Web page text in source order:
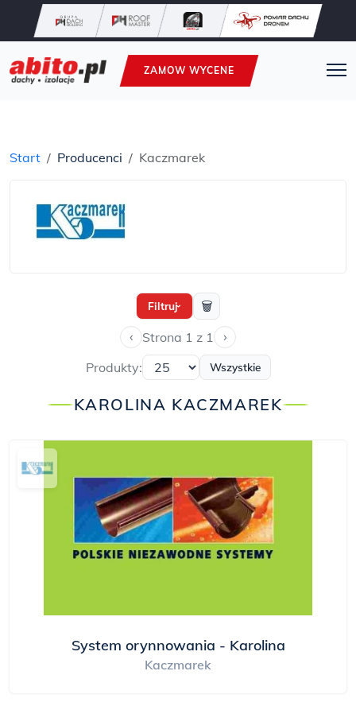
ZAMOW WYCENE
Start Producenci Kaczmarek
Filtruj› 🗑
‹ Strona 1 z 1 ›
Produkty: Wszystkie
KAROLINA KACZMAREK
System orynnowania - Karolina
Kaczmarek